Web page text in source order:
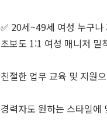
✅ 20세~49세 여성 누구나
초보도 1:1 여성 매니저 밀
친절한 업무 교육 및 지원
경력자도 원하는 스타일에